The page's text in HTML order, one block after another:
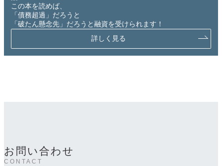
この本を読めば、
「債務超過」だろうと
「破たん懸念先」だろうと融資を受けられます！
詳しく見る
お問い合わせ
CONTACT